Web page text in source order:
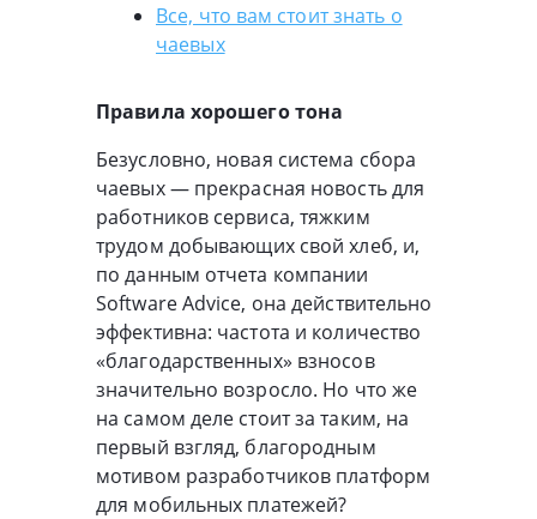
Все, что вам стоит знать о
чаевых
Правила хорошего тона
Безусловно, новая система сбора
чаевых — прекрасная новость для
работников сервиса, тяжким
трудом добывающих свой хлеб, и,
по данным отчета компании
Software Advice, она действительно
эффективна: частота и количество
«благодарственных» взносов
значительно возросло. Но что же
на самом деле стоит за таким, на
первый взгляд, благородным
мотивом разработчиков платформ
для мобильных платежей?